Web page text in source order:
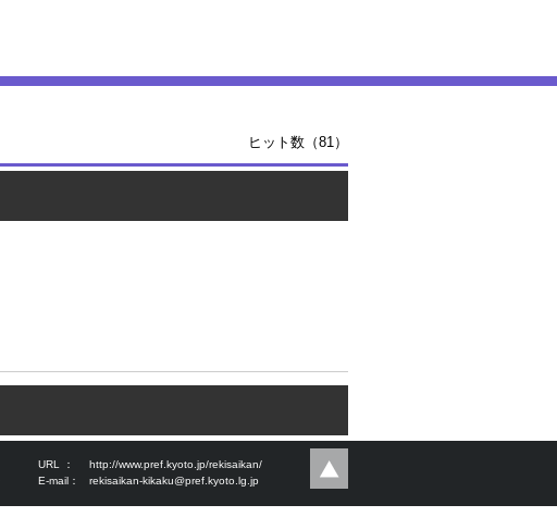
ヒット数（81）
URL ：
http://www.pref.kyoto.jp/rekisaikan/
E-mail：
rekisaikan-kikaku@pref.kyoto.lg.jp